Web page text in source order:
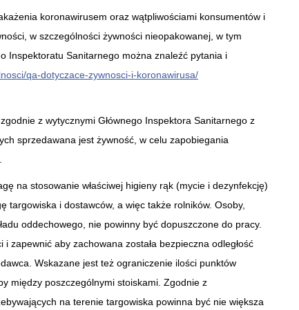
koronawirusem oraz wątpliwościami konsumentów i
w szczególności żywności nieopakowanej, w tym
Inspektoratu Sanitarnego można znaleźć pytania i
qa-dotyczace-zywnosci-i-koronawirusa/
z wytycznymi Głównego Inspektora Sanitarnego z
sprzedawana jest żywność, w celu zapobiegania
na stosowanie właściwej higieny rąk (mycie i dezynfekcję)
targowiska i dostawców, a więc także rolników. Osoby,
oddechowego, nie powinny być dopuszczone do pracy.
zapewnić aby zachowana została bezpieczna odległość
Wskazane jest też ograniczenie ilości punktów
między poszczególnymi stoiskami. Zgodnie z
na terenie targowiska powinna być nie większa